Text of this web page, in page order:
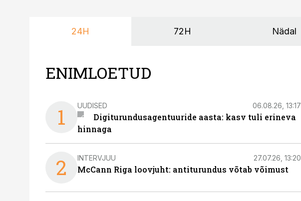
24H 72H Nädal
ENIMLOETUD
1 UUDISED 06.08.26, 13:17
Digiturundusagentuuride aasta: kasv tuli erineva
hinnaga
2 INTERVJUU 27.07.26, 13:20
McCann Riga loovjuht: antiturundus võtab võimust